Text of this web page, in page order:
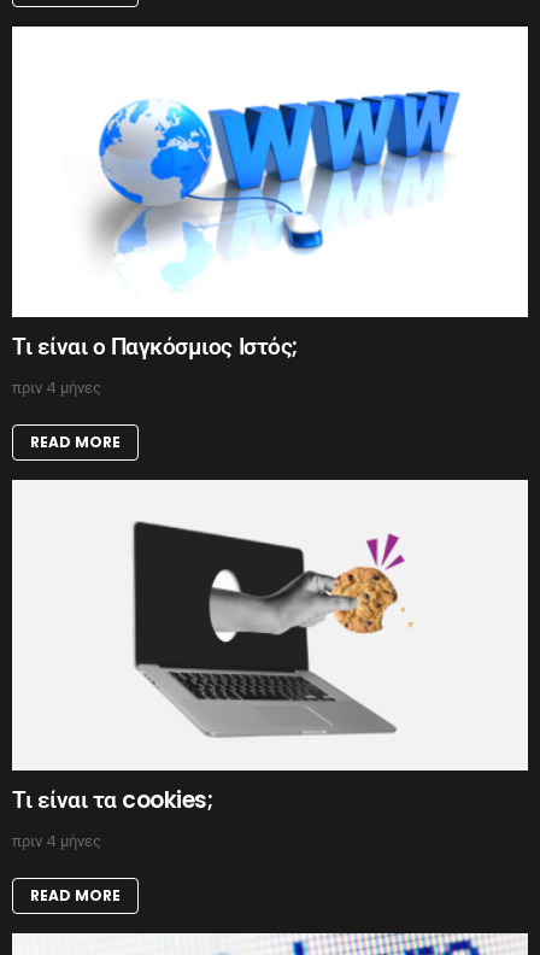
Τι είναι ο Παγκόσμιος Ιστός;
πριν 4 μήνες
READ MORE
Τι είναι τα cookies;
πριν 4 μήνες
READ MORE